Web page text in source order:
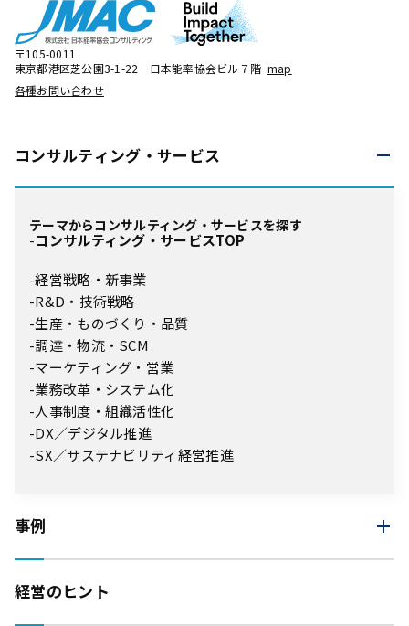
〒105-0011
東京都港区芝公園3-1-22 日本能率協会ビル７階 map
各種お問い合わせ
コンサルティング・ サービス
テーマからコンサルティング・サービスを探す
コンサルティング・サービスTOP
経営戦略・新事業
R&D・技術戦略
生産・ものづくり・品質
調達・物流・SCM
マーケティング・営業
業務改革・システム化
人事制度・組織活性化
DX／デジタル推進
SX／サステナビリティ経営推進
事例
経営のヒント